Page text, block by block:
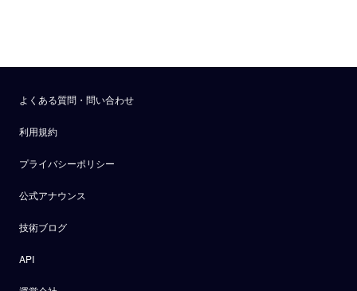
よくある質問・問い合わせ
利用規約
プライバシーポリシー
公式アナウンス
技術ブログ
API